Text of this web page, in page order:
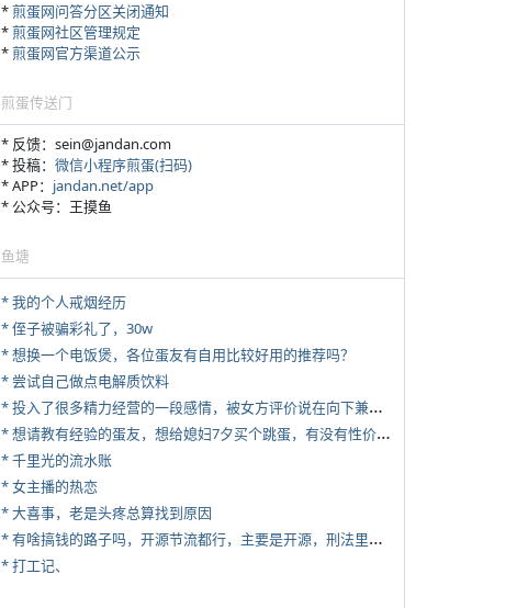
*煎蛋网问答分区关闭通知
*煎蛋网社区管理规定
*煎蛋网官方渠道公示
煎蛋传送门
* 反馈：sein@jandan.com
* 投稿： 微信小程序煎蛋(扫码)
* APP： jandan.net/app
* 公众号：王摸鱼
鱼塘
* 我的个人戒烟经历
* 侄子被骗彩礼了，30w
* 想换一个电饭煲，各位蛋友有自用比较好用的推荐吗？
* 尝试自己做点电解质饮料
*
投入了很多精力经营的一段感情，被女方评价说在向下兼容我，感觉有点破防
*
想请教有经验的蛋友，想给媳妇7夕买个跳蛋，有没有性价比高的推荐
* 千里光的流水账
* 女主播的热恋
* 大喜事，老是头疼总算找到原因
*
有啥搞钱的路子吗，开源节流都行，主要是开源，刑法里的咱不做
* 打工记、